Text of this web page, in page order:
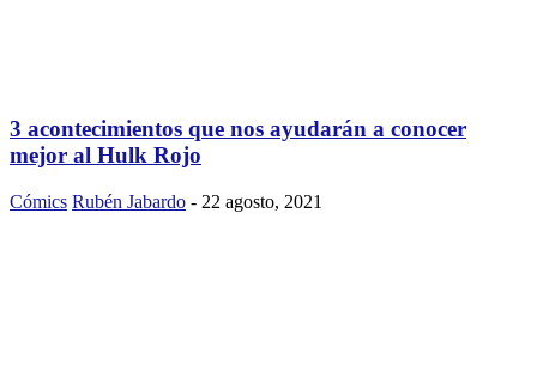
3 acontecimientos que nos ayudarán a conocer
mejor al Hulk Rojo
Cómics Rubén Jabardo - 22 agosto, 2021